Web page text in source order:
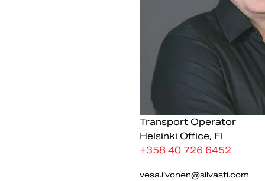
Transport Operator
Helsinki Office, FI
+358 40 726 6452
vesa.iivonen@silvasti.com